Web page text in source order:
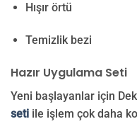
Hışır örtü
Temizlik bezi
Hazır Uygulama Seti
Yeni başlayanlar için
seti ile işlem çok daha